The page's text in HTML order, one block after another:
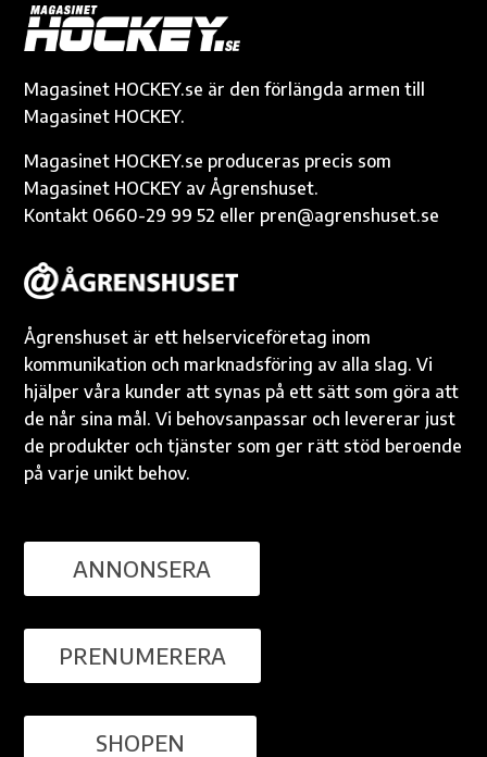
o
o
k
g
er
r
n
k p
Magasinet HOCKEY.se är den förlängda armen till
Magasinet HOCKEY.
Magasinet HOCKEY.se produceras precis som
Magasinet HOCKEY av Ågrenshuset.
Kontakt 0660-29 99 52 eller pren@agrenshuset.se
Ågrenshuset är ett helserviceföretag inom
kommunikation och marknadsföring av alla slag. Vi
hjälper våra kunder att synas på ett sätt som göra att
de når sina mål. Vi behovsanpassar och levererar just
de produkter och tjänster som ger rätt stöd beroende
på varje unikt behov.
ANNONSERA
PRENUMERERA
SHOPEN